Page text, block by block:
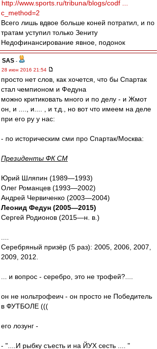
http://www.sports.ru/tribuna/blogs/codf ...
c_method=2
Всего лишь вдвое больше коней потратил, и по
тратам уступил только Зениту
Недофинансирование явное, подонок
SAS -
28 июн 2016 21:54
просто нет слов, как хочется, что бы Спартак
стал чемпионом и Федуна
можно критиковать много и по делу - и Жмот
он, и ...., и.... , и т.д., но вот что имеем на деле
при его ру у нас:
- по историческим сми про Спартак/Москва:
Президенты ФК СМ
Юрий Шляпин (1989—1993)
Олег Романцев (1993—2002)
Андрей Червиченко (2003—2004)
Леонид Федун (2005—2015)
Сергей Родионов (2015—н. в.)
Серебряный призёр (5 раз): 2005, 2006, 2007,
2009, 2012.
... и вопрос - серебро, это не трофей?....
он не нольтрофеич - он просто не Победитель
в ФУТБОЛЕ (((
его лозунг -
- "....И рыбку съесть и на ЙУХ сесть .... "